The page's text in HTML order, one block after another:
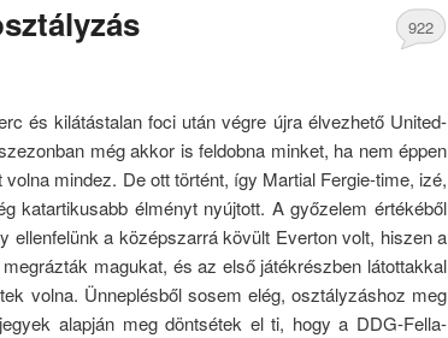
922
és kilátástalan foci után végre újra élvezhető United-
még akkor is feldobna minket, ha nem éppen
mindez. De ott történt, így Martial Fergie-time, izé,
katartikusabb élményt nyújtott. A győzelem értékéből
ellenfelünk a középszarrá kövült Everton volt, hiszen a
magukat, és az első játékrészben látottakkal
volna. Ünneplésből sosem elég, osztályzáshoz meg
alapján meg döntsétek el ti, hogy a DDG-Fella-